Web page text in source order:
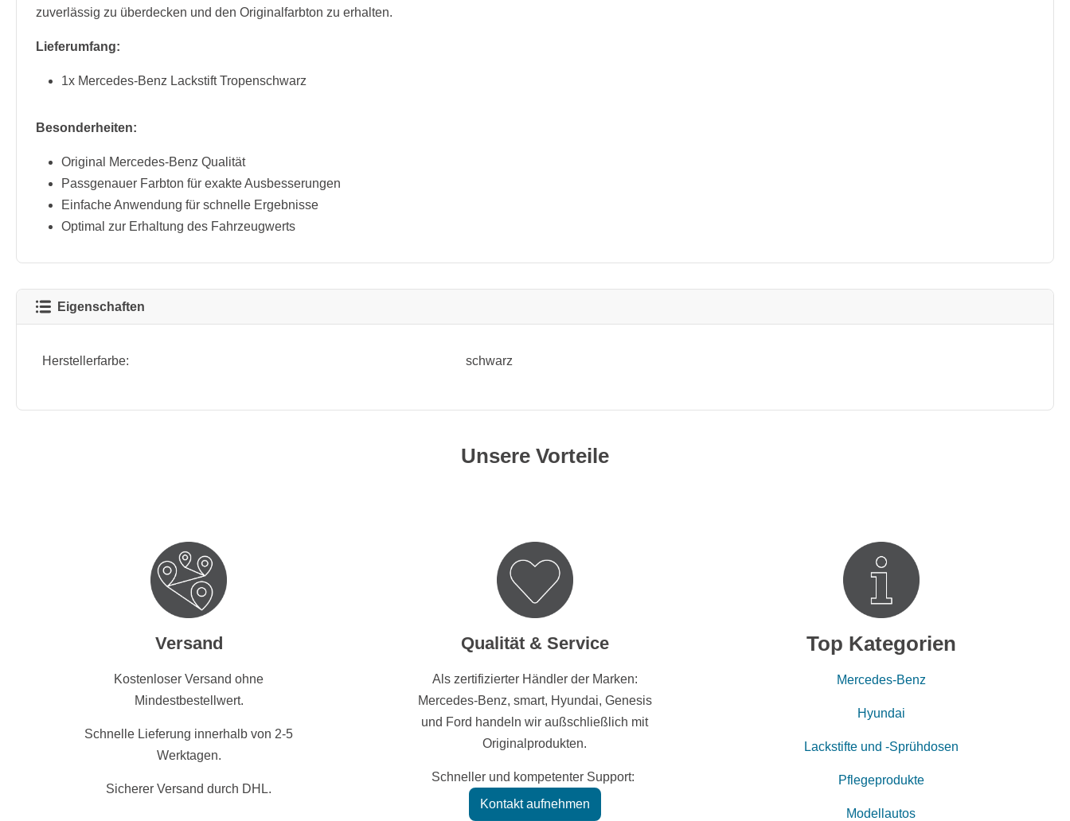
zuverlässig zu überdecken und den Originalfarbton zu erhalten.
Lieferumfang:
1x Mercedes-Benz Lackstift Tropenschwarz
Besonderheiten:
Original Mercedes-Benz Qualität
Passgenauer Farbton für exakte Ausbesserungen
Einfache Anwendung für schnelle Ergebnisse
Optimal zur Erhaltung des Fahrzeugwerts
Eigenschaften
Herstellerfarbe: schwarz
Unsere Vorteile
Versand
Kostenloser Versand ohne
Mindestbestellwert.
Schnelle Lieferung innerhalb von 2-5
Werktagen.
Sicherer Versand durch DHL.
Qualität & Service
Als zertifizierter Händler der Marken:
Mercedes-Benz, smart, Hyundai, Genesis
und Ford handeln wir außschließlich mit
Originalprodukten.
Schneller und kompetenter Support:
Kontakt aufnehmen
Top Kategorien
Mercedes-Benz
Hyundai
Lackstifte und -Sprühdosen
Pflegeprodukte
Modellautos